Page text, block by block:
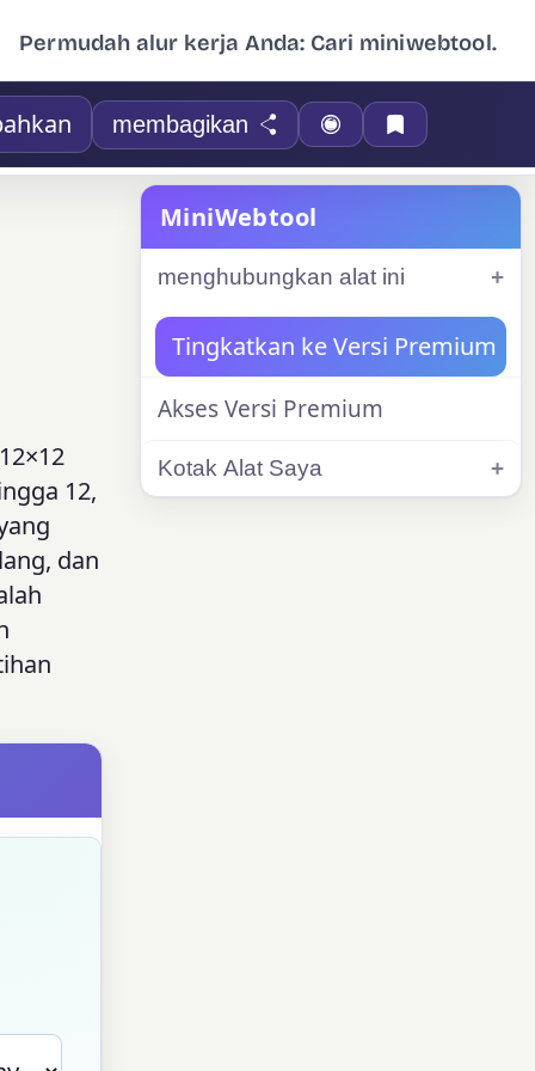
Permudah alur kerja Anda: Cari miniwebtool.
membagikan
12,
dan
MiniWebtool
menghubungkan alat ini
Tingkatkan ke Versi Premium
Akses Versi Premium
Kotak Alat Saya